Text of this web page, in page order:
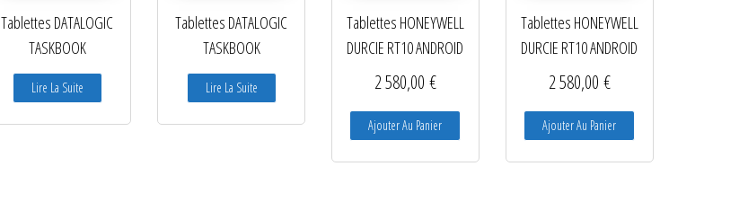
Lecteurs code-barres de
Lecteurs filaires 1D et 2D
Tablettes DATALOGIC
TASKBOOK
Lire La Suite
Tablettes DATALOGIC
TASKBOOK
Lire La Suite
Tablettes HONEYWELL
DURCIE RT10 ANDROID
2 580,00 €
Ajouter Au Panier
Tablettes HONEYWELL
DURCIE RT10 ANDROID
2 580,00 €
Ajouter Au Panier